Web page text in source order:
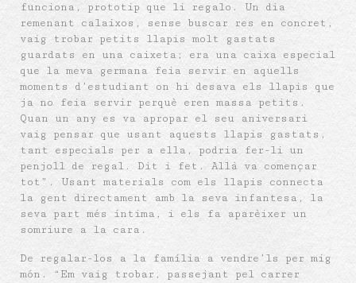
funciona, prototip que li regalo. Un dia
remenant calaixos, sense buscar res en concret,
vaig trobar petits llapis molt gastats
guardats en una caixeta; era una caixa especial
que la meva germana feia servir en aquells
moments d’estudiant on hi desava els llapis que
ja no feia servir perquè eren massa petits.
Quan un any es va apropar el seu aniversari
vaig pensar que usant aquests llapis gastats,
tant especials per a ella, podria fer-li un
penjoll de regal. Dit i fet. Allà va començar
tot”. Usant materials com els llapis connecta
la gent directament amb la seva infantesa, la
seva part més íntima, i els fa aparèixer un
somriure a la cara.
De regalar-los a la família a vendre’ls per mig
món. “Em vaig trobar, passejant pel carrer